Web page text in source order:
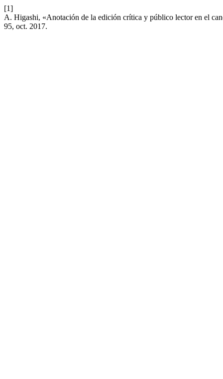
[1]
A. Higashi, «Anotación de la edición crítica y público lector en el
95, oct. 2017.